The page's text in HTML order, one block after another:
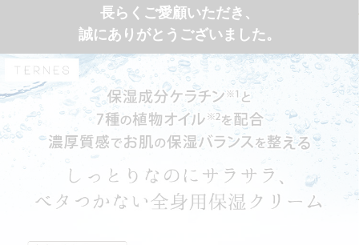
長らくご愛顧いただき、
誠にありがとうございました。